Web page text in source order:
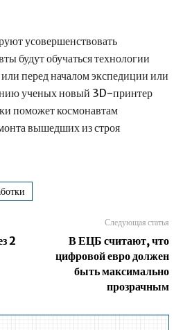
усовершенствовать
будут обучаться технологии
перед началом экспедиции или
ученых новый 3D-принтер
поможет космонавтам
вышедших из строя
2
Следующая статья
В ЕЦБ считают, что
цифровой евро должен
быть максимально
прозрачным